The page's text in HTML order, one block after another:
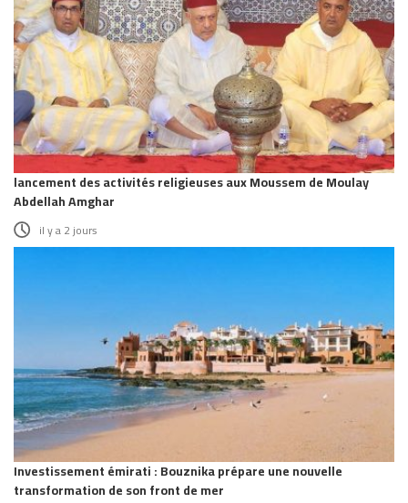
lancement des activités religieuses aux Moussem de Moulay
Abdellah Amghar
il y a 2 jours
Investissement émirati : Bouznika prépare une nouvelle
transformation de son front de mer